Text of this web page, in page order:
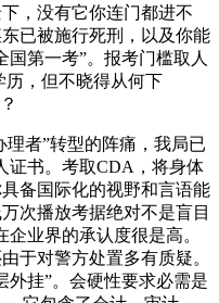
，没有它你连门都进不
已被施行死刑，以及你能
第一考”。报考门槛取人
历，但不晓得从何下
者”转型的阵痛，我局已
证书。考取CDA，将身体
备国际化的视野和言语能
次播放考据绝对不是盲目
业界的承认度很是高。
于对警方处置多有质疑。
外挂”。会硬性要求必需是